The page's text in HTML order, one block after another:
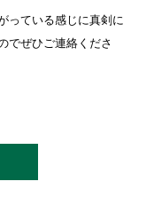
っている感じに真剣に
でぜひご連絡くださ